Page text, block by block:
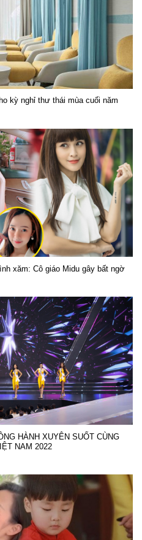
kỳ nghỉ thư thái mùa cuối năm
xăm: Cô giáo Midu gây bất ngờ
HÀNH XUYÊN SUỐT CÙNG
NAM 2022